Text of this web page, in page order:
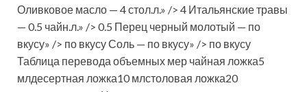
Оливковое масло — 4 стол.л.» /> 4 Итальянские травы
— 0.5 чайн.л.» /> 0.5 Перец черный молотый — по
вкусу» /> по вкусу Соль — по вкусу» /> по вкусу
Таблица перевода объемных мер чайная ложка5
млдесертная ложка10 млстоловая ложка20